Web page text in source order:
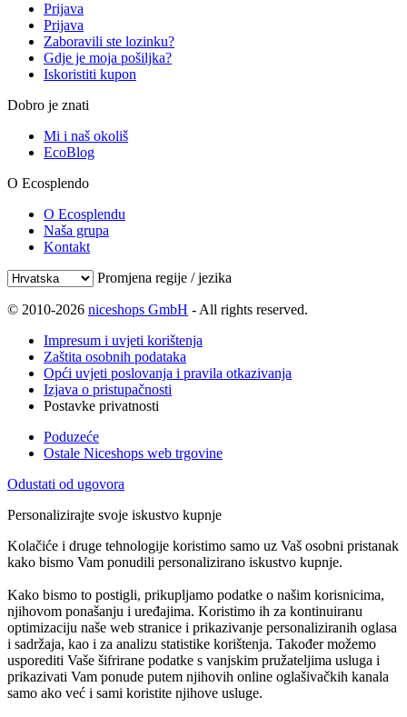
Prijava
Prijava
Zaboravili ste lozinku?
Gdje je moja pošiljka?
Iskoristiti kupon
Dobro je znati
Mi i naš okoliš
EcoBlog
O Ecosplendo
O Ecosplendu
Naša grupa
Kontakt
Promjena regije / jezika
© 2010-2026 niceshops GmbH - All rights reserved.
Impresum i uvjeti korištenja
Zaštita osobnih podataka
Opći uvjeti poslovanja i pravila otkazivanja
Izjava o pristupačnosti
Postavke privatnosti
Poduzeće
Ostale Niceshops web trgovine
Odustati od ugovora
Personalizirajte svoje iskustvo kupnje
Kolačiće i druge tehnologije koristimo samo uz Vaš osobni pristanak
kako bismo Vam ponudili personalizirano iskustvo kupnje.
Kako bismo to postigli, prikupljamo podatke o našim korisnicima,
njihovom ponašanju i uređajima. Koristimo ih za kontinuiranu
optimizaciju naše web stranice i prikazivanje personaliziranih oglasa
i sadržaja, kao i za analizu statistike korištenja. Također možemo
usporediti Vaše šifrirane podatke s vanjskim pružateljima usluga i
prikazivati Vam ponude putem njihovih online oglašivačkih kanala
samo ako već i sami koristite njihove usluge.